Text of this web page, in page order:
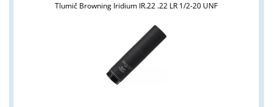
Tlumič Browning Iridium IR.22 .22 LR 1/2-20 UNF